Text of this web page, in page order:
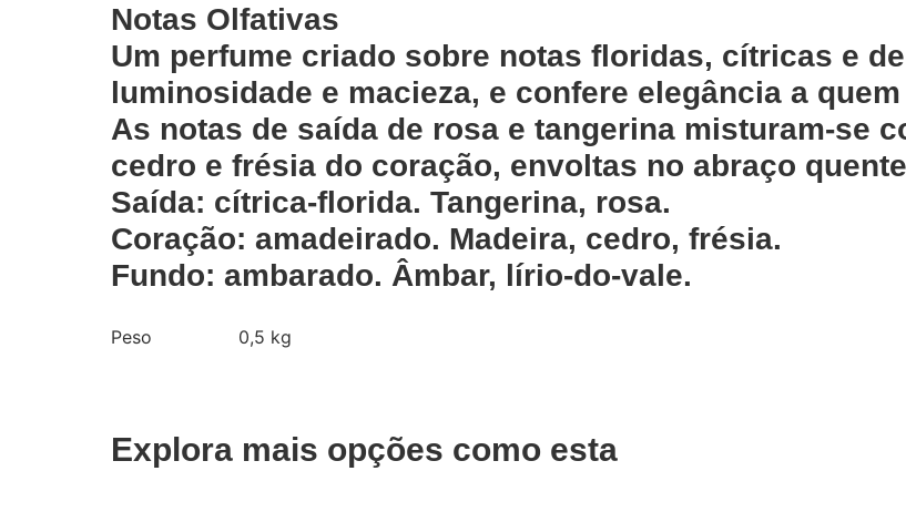
Notas Olfativas
Um perfume criado sobre notas floridas, cítricas e
luminosidade e macieza, e confere elegância a
As notas de saída de rosa e tangerina misturam-se
cedro e frésia do coração, envoltas no abraço
Saída: cítrica-florida. Tangerina, rosa.
Coração: amadeirado. Madeira, cedro, frésia.
Fundo: ambarado. Âmbar, lírio-do-vale.
Peso 0,5 kg
Explora mais opções como esta